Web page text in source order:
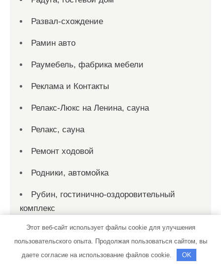
Развал-схождение
Рамин авто
Раумебель, фабрика мебели
Реклама и Контакты
Релакс-Люкс на Ленина, сауна
Релакс, сауна
Ремонт ходовой
Родники, автомойка
Рубин, гостинично-оздоровительный
комплекс
Русская банька, г. Домодедово
Русская баня, Русская баня
Этот веб-сайт использует файлы cookie для улучшения
пользовательского опыта. Продолжая пользоваться сайтом, вы
даете согласие на использование файлов cookie.
OK